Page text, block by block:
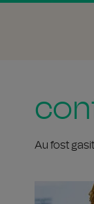
Au fost